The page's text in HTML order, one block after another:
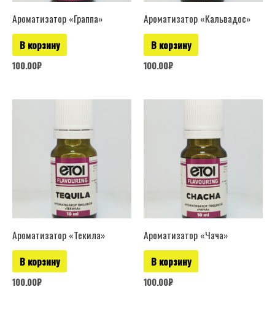
Ароматизатор «Граппа»
В корзину
100.00₽
Ароматизатор «Кальвадос»
В корзину
100.00₽
Ароматизатор «Текила»
В корзину
100.00₽
Ароматизатор «Чача»
В корзину
100.00₽